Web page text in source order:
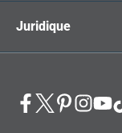
Juridique
opensopensopensopens